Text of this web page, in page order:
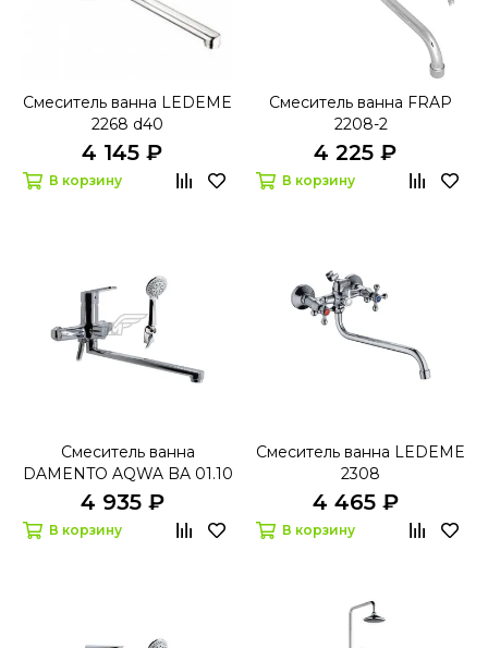
Смеситель ванна LEDEME
2268 d40
4 145 ₽
В корзину
Смеситель ванна FRAP
2208-2
4 225 ₽
В корзину
Смеситель ванна
DAMENTO AQWA BA 01.10
4 935 ₽
В корзину
Смеситель ванна LEDEME
2308
4 465 ₽
В корзину